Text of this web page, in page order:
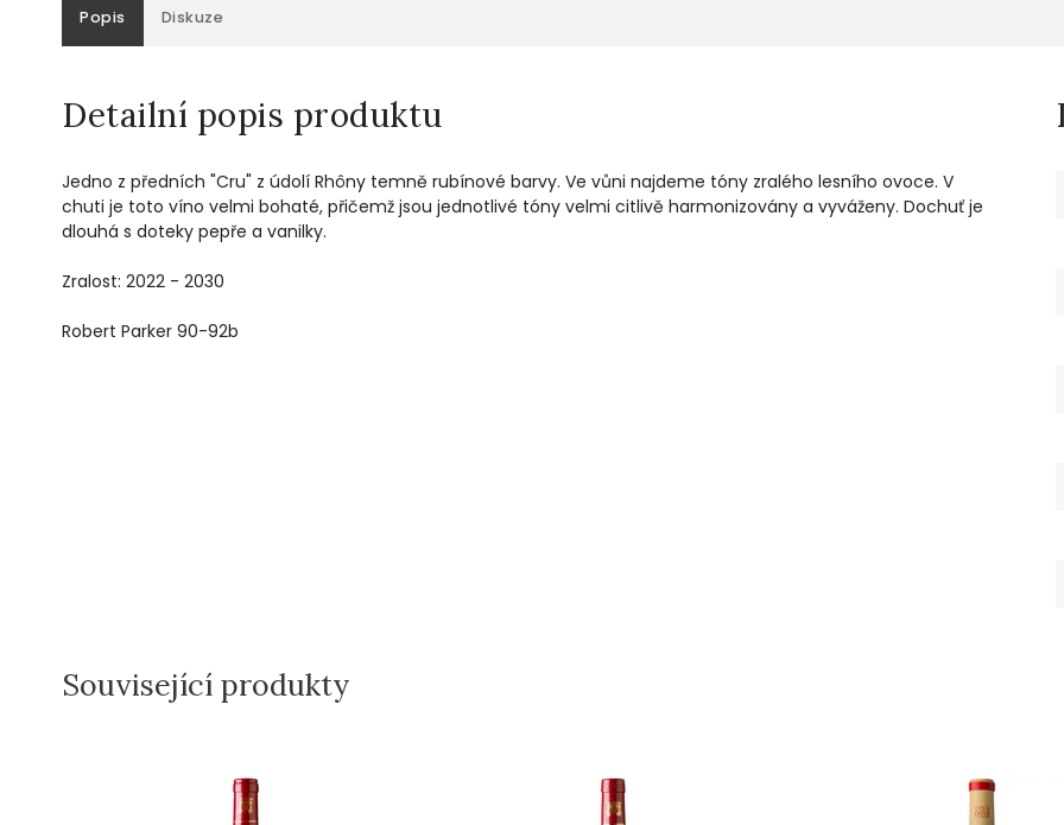
Popis Diskuze
Detailní popis produktu
Jedno z předních "Cru" z údolí Rhôny temně rubínové barvy. Ve vůni najdeme tóny zralého lesního ovoce. V
chuti je toto víno velmi bohaté, přičemž jsou jednotlivé tóny velmi citlivě harmonizovány a vyváženy. Dochuť je
dlouhá s doteky pepře a vanilky.
Zralost: 2022 - 2030
Robert Parker 90-92b
Související produkty